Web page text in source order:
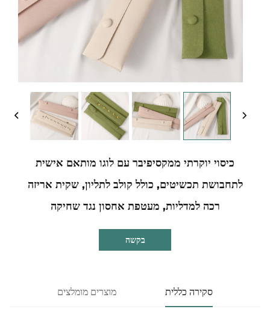
כיסוי יוקרתי ממקסיפיבר עם לוגו מותאם אישית
לתחבושת תכשיטים, כולל קולב לתליון, שקית אריזה
רכה למדליות, מעטפת אחסון נגד שחיקה
בקשה
סקירה כללית מוצרים מומלצים